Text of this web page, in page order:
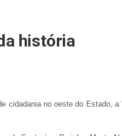
história
no oeste do Estado, a